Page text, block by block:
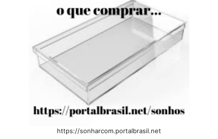
https://sonharcom.portalbrasil.net